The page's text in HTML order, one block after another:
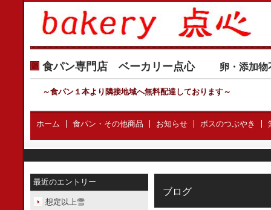
食パン専門店 ベーカリー点心 卵・添加
～食パン１本より隣接地域へ無料配達しております～
ホーム 食パン・その他商品 お知らせ ボスのつぶやき
ブログ
最近のエントリー
想定以上雪